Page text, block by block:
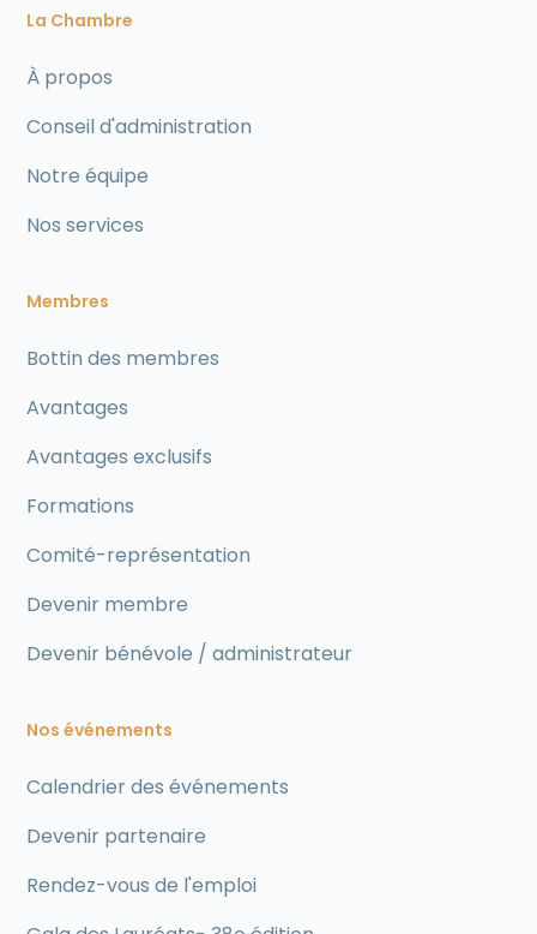
La Chambre
À propos
Conseil d'administration
Notre équipe
Nos services
Membres
Bottin des membres
Avantages
Avantages exclusifs
Formations
Comité-représentation
Devenir membre
Devenir bénévole / administrateur
Nos événements
Calendrier des événements
Devenir partenaire
Rendez-vous de l'emploi